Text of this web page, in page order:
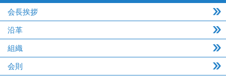
会長挨拶
沿革
組織
会則